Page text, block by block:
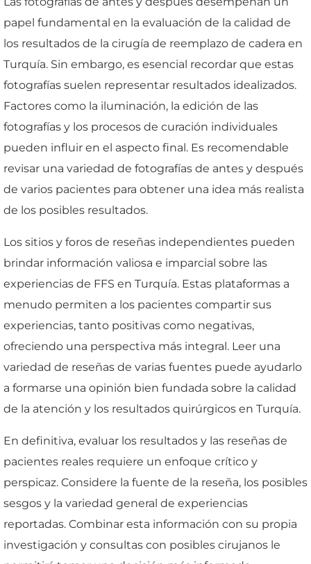
papel fundamental en la evaluación de la calidad de
los resultados de la cirugía de reemplazo de cadera en
Turquía. Sin embargo, es esencial recordar que estas
fotografías suelen representar resultados idealizados.
Factores como la iluminación, la edición de las
fotografías y los procesos de curación individuales
pueden influir en el aspecto final. Es recomendable
revisar una variedad de fotografías de antes y después
de varios pacientes para obtener una idea más realista
de los posibles resultados.
Los sitios y foros de reseñas independientes pueden
brindar información valiosa e imparcial sobre las
experiencias de FFS en Turquía. Estas plataformas a
menudo permiten a los pacientes compartir sus
experiencias, tanto positivas como negativas,
ofreciendo una perspectiva más integral. Leer una
variedad de reseñas de varias fuentes puede ayudarlo
a formarse una opinión bien fundada sobre la calidad
de la atención y los resultados quirúrgicos en Turquía.
En definitiva, evaluar los resultados y las reseñas de
pacientes reales requiere un enfoque crítico y
perspicaz. Considere la fuente de la reseña, los posibles
sesgos y la variedad general de experiencias
reportadas. Combinar esta información con su propia
investigación y consultas con posibles cirujanos le